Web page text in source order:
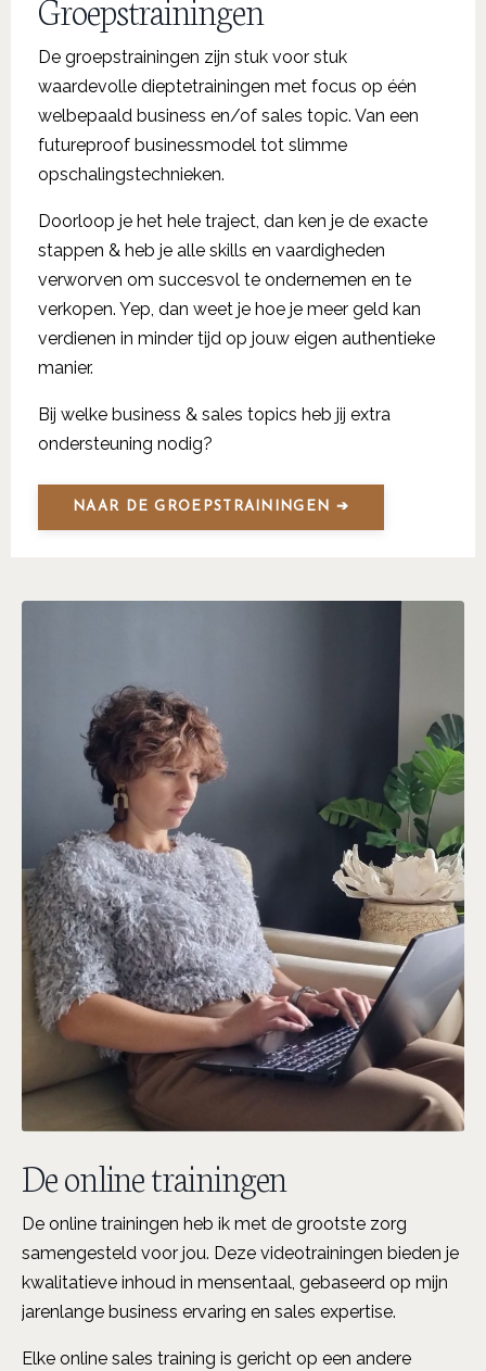
De groepstrainingen zijn stuk voor stuk
waardevolle dieptetrainingen met focus op één
welbepaald business en/of sales topic. Van een
futureproof businessmodel tot slimme
opschalingstechnieken.
Doorloop je het hele traject, dan ken je de exacte
stappen & heb je alle skills en vaardigheden
verworven om succesvol te ondernemen en te
verkopen. Yep, dan weet je hoe je meer geld kan
verdienen in minder tijd op jouw eigen authentieke
manier.
Bij welke business & sales topics heb jij extra
ondersteuning nodig?
NAAR DE GROEPSTRAININGEN ➔
De online trainingen
De online trainingen heb ik met de grootste zorg
samengesteld voor jou. Deze videotrainingen bieden je
kwalitatieve inhoud in mensentaal, gebaseerd op mijn
jarenlange business ervaring en sales expertise.
Elke online sales training is gericht op een andere